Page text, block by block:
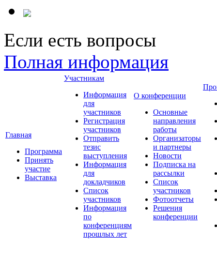
Если есть вопросы
Полная информация
Главная
Программа
Принять
участие
Выставка
Участникам
Информация
для
участников
Регистрация
участников
Отправить
тезис
выступления
Информация
для
докладчиков
Список
участников
Информация
по
конференциям
прошлых лет
О конференции
Основные
направления
работы
Организаторы
и партнеры
Новости
Подписка на
рассылки
Список
участников
Фотоотчеты
Решения
конференции